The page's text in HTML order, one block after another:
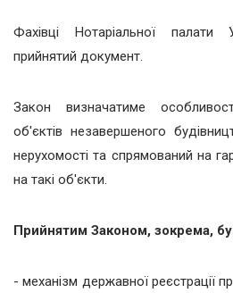
Фахівці Нотаріальної палати
прийнятий документ.
Закон визначатиме
об'єктів незавершеного
нерухомості та спрямований на
на такі об'єкти.
Прийнятим Законом, зокрема,
- механізм державної реєстрації